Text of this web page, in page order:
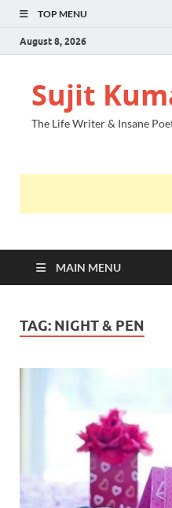
TOP MENU
August 8, 2026
Sujit
The Life Writer & Insane
MAIN MENU
TAG: NIGHT & PEN